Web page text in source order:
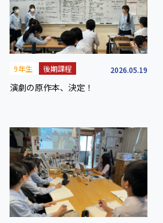
9年生 後期課程 2026.05.19
演劇の原作本、決定！